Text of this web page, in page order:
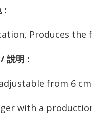
:
Produces the
/ 說明 :
from 6
with a